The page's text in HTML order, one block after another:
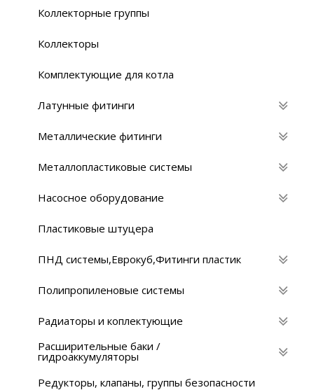
Коллекторные группы
Коллекторы
Комплектующие для котла
Латунные фитинги
Металлические фитинги
Металлопластиковые системы
Насосное оборудование
Пластиковые штуцера
ПНД системы,Eврокуб,Фитинги пластик
Полипропиленовые системы
Радиаторы и коплектующие
Расширительные баки /
гидроаккумуляторы
Редукторы, клапаны, группы безопасности